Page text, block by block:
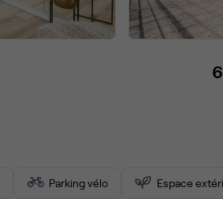
Parking vélo
Espace